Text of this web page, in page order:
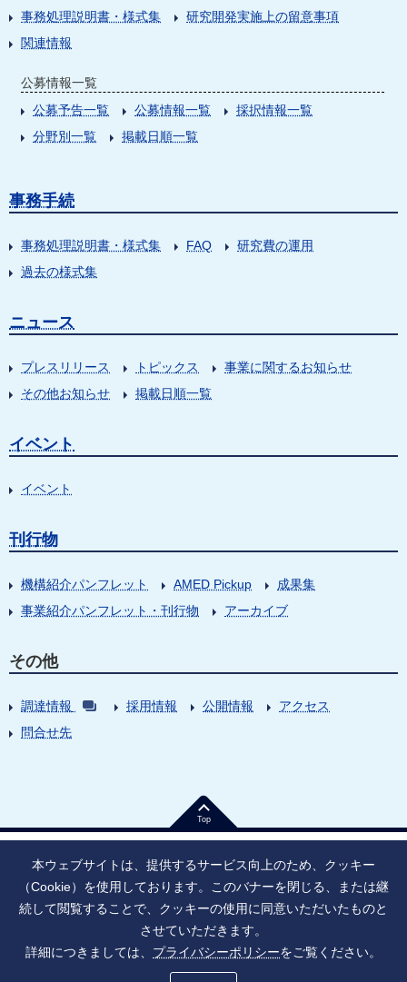
事務処理説明書・様式集
研究開発実施上の留意事項
関連情報
公募情報一覧
公募予告一覧
公募情報一覧
採択情報一覧
分野別一覧
掲載日順一覧
事務手続
事務処理説明書・様式集 FAQ
研究費の運用
過去の様式集
ニュース
プレスリリース トピックス
事業に関するお知らせ
その他お知らせ
掲載日順一覧
イベント
イベント
刊行物
機構紹介パンフレット AMED Pickup
成果集
事業紹介パンフレット・刊行物
アーカイブ
その他
調達情報 採用情報 公開情報
アクセス
問合せ先
Top
法人番号：9010005023796 東京都千代田区大手町1丁目7番1号
寄附のお願い
ご利用上の注意
ソーシャル・ネットワーキング・サービス運用ポリシー
アクセシビリティ
本ウェブサイトは、提供するサービス向上のため、クッキー
（Cookie）を使用しております。このバナーを閉じる、または継
続して閲覧することで、クッキーの使用に同意いただいたものと
させていただきます。
詳細につきましては、 プライバシーポリシーをご覧ください。